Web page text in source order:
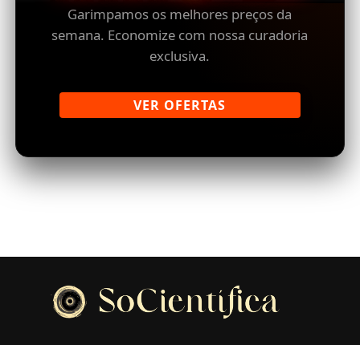
Garimpamos os melhores preços da
semana. Economize com nossa curadoria
exclusiva.
VER OFERTAS